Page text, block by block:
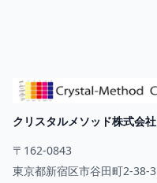
クリスタルメソッド株式会社
〒162-0843
東京都新宿区市谷田町2-38-3